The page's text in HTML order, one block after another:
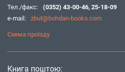
Тел./факс:
(0352) 43-00-46, 25-18-09
e-mail:
zbut@bohdan-books.com
Схема проїзду
Книга поштою: